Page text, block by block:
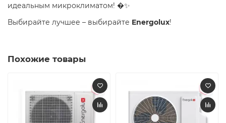
идеальным микроклиматом! �✨
Выбирайте лучшее – выбирайте Energolux!
Похожие товары